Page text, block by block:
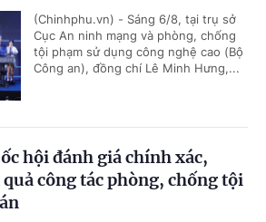
(Chinhphu.vn) - Sáng 6/8, tại trụ sở
Cục An ninh mạng và phòng, chống
tội phạm sử dụng công nghệ cao (Bộ
Công an), đồng chí Lê Minh Hưng,...
hội đánh giá chính xác,
công tác phòng, chống tội